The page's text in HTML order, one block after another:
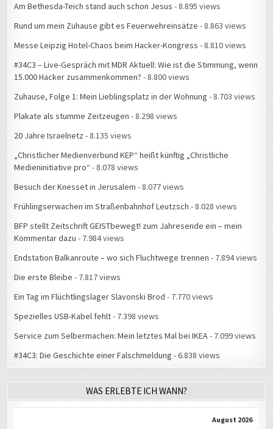
Am Bethesda-Teich stand auch schon Jesus - 8.895 views
Rund um mein Zuhause gibt es Feuerwehreinsätze - 8.863 views
Messe Leipzig Hotel-Chaos beim Hacker-Kongress - 8.810 views
#34C3 – Live-Gespräch mit MDR Aktuell: Wie ist die Stimmung, wenn
15.000 Hacker zusammenkommen? - 8.800 views
Zuhause, Folge 1: Mein Lieblingsplatz in der Wohnung - 8.703 views
Plakate als stumme Zeitzeugen - 8.298 views
20 Jahre Israelnetz - 8.135 views
„Christlicher Medienverbund KEP“ heißt künftig „Christliche
Medieninitiative pro“ - 8.078 views
Besuch der Knesset in Jerusalem - 8.077 views
Frühlingserwachen im Straßenbahnhof Leutzsch - 8.028 views
BFP stellt Zeitschrift GEISTbewegt! zum Jahresende ein – mein
Kommentar dazu - 7.984 views
Endstation Balkanroute – wo sich Fluchtwege trennen - 7.894 views
Die erste Bleibe - 7.817 views
Ein Tag im Flüchtlingslager Slavonski Brod - 7.770 views
Spezielles USB-Kabel fehlt- 7.398 views
Service zum Selbermachen: Mein letztes Mal bei IKEA- 7.099 views
#34C3: Die Geschichte einer Falschmeldung - 6.838 views
WAS ERLEBTE ICH WANN?
August 2026